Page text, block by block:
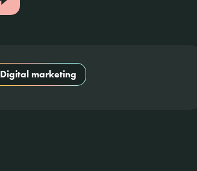
Digital marketing